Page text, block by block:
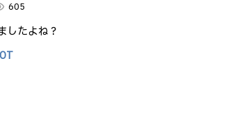
605
したよね？